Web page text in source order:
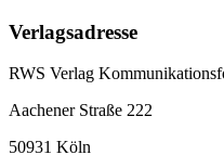
Verlagsadresse
RWS Verlag
Aachener Straße 222
50931 Köln